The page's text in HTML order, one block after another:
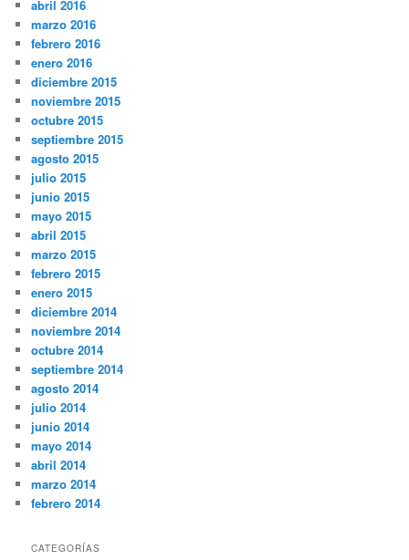
abril 2016
marzo 2016
febrero 2016
enero 2016
diciembre 2015
noviembre 2015
octubre 2015
septiembre 2015
agosto 2015
julio 2015
junio 2015
mayo 2015
abril 2015
marzo 2015
febrero 2015
enero 2015
diciembre 2014
noviembre 2014
octubre 2014
septiembre 2014
agosto 2014
julio 2014
junio 2014
mayo 2014
abril 2014
marzo 2014
febrero 2014
CATEGORÍAS